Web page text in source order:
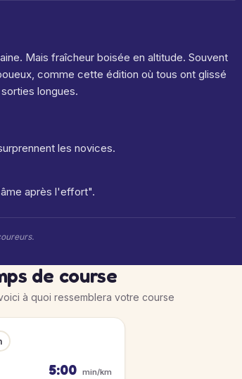
Mais fraîcheur boisée en altitude. Souvent
comme cette édition où tous ont glissé
longues.
les novices.
après l'effort".
de course
à quoi ressemblera votre course
5:00 min/km